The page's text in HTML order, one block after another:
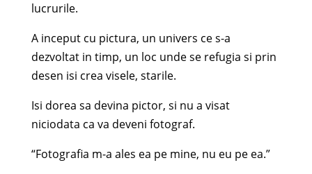
lucrurile.
A inceput cu pictura, un univers ce s-a
dezvoltat in timp, un loc unde se refugia si prin
desen isi crea visele, starile.
Isi dorea sa devina pictor, si nu a visat
niciodata ca va deveni fotograf.
“Fotografia m-a ales ea pe mine, nu eu pe ea.”